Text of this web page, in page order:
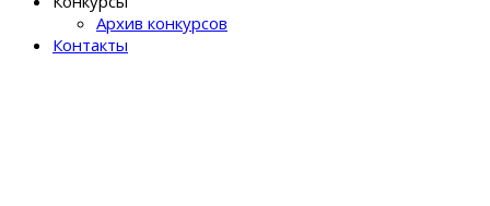
Архив конкурсов
Контакты